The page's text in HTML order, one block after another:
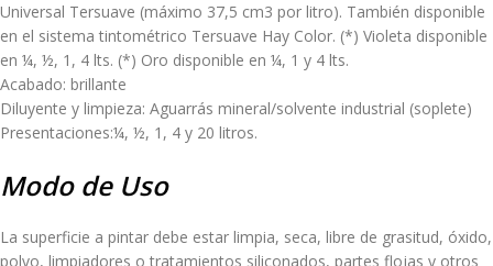
Universal Tersuave (máximo 37,5 cm3 por litro). También disponible
en el sistema tintométrico Tersuave Hay Color. (*) Violeta disponible
en ¼, ½, 1, 4 lts. (*) Oro disponible en ¼, 1 y 4 lts.
Acabado: brillante
Diluyente y limpieza: Aguarrás mineral/solvente industrial (soplete)
Presentaciones:¼, ½, 1, 4 y 20 litros.
Modo de Uso
La superficie a pintar debe estar limpia, seca, libre de grasitud, óxido,
polvo, limpiadores o tratamientos siliconados, partes flojas y otros